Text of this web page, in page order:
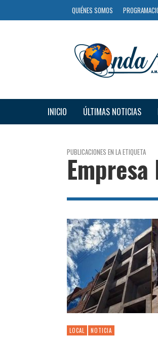
QUIÉNES SOMOS
INICIO ÚLTIMAS NOTICIAS
PUBLICACIONES EN LA ETIQUETA
LOCAL NOTICIA